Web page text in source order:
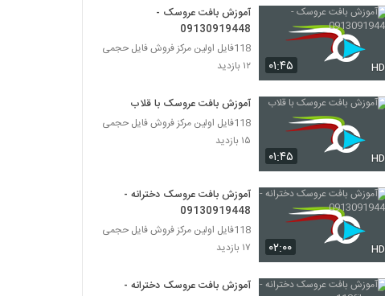
۰۱:۴۵ HD
آموزش بافت عروسک -
09130919448
118فایل اولین مرکز فروش فایل حجمی
۱۲ بازدید
۰۱:۴۵ HD
آموزش بافت عروسک با قلاب
118فایل اولین مرکز فروش فایل حجمی
۱۵ بازدید
۰۲:۰۰ HD
آموزش بافت عروسک دخترانه -
09130919448
118فایل اولین مرکز فروش فایل حجمی
۱۷ بازدید
آموزش بافت عروسک دخترانه -